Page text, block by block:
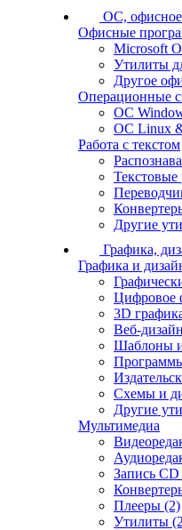
ОС, офисное
Офисные
Microsoft
Утилиты
Другое
Операционные
ОС
ОС Linux
Работа с текстом
Текстовые
Другие
Графика,
Графика и
Цифровое
3D
Веб-дизайн
Шаблоны
Схемы и
Другие
Мультимедиа
Запись
Плееры (2)
Утилиты